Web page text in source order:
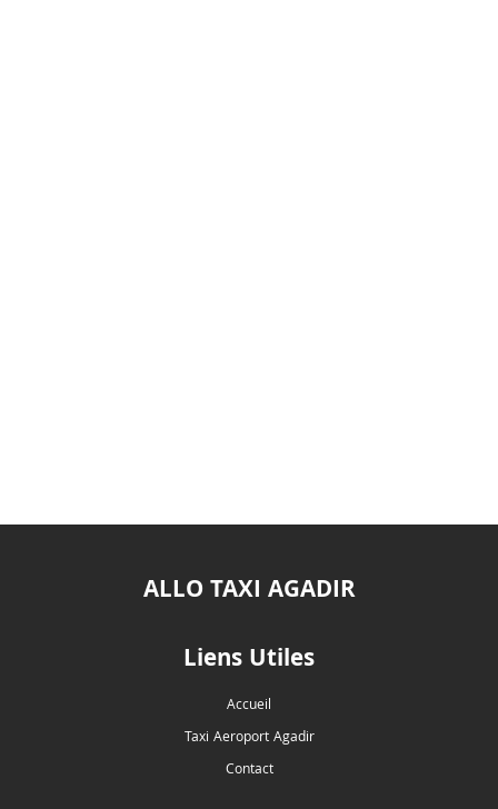
ALLO TAXI AGADIR
Liens Utiles
Accueil
Taxi Aeroport Agadir
Contact